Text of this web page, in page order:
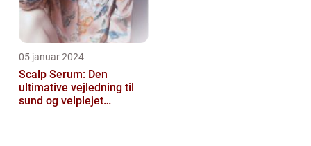
05 januar 2024
Scalp Serum: Den
ultimative vejledning til
sund og velplejet